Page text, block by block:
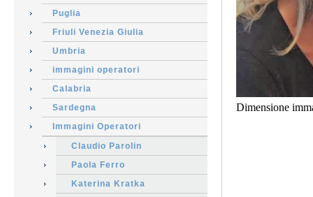
Puglia
Friuli Venezia Giulia
Umbria
immagini operatori
Calabria
Sardegna
Immagini Operatori
Claudio Parolin
Paola Ferro
Katerina Kratka
Dimensione